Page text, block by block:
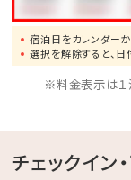
ど）
※事前予約可。
【徒歩-約10分-】
宿泊日をカレンダー
選択を解除すると、日
※料金表示は１
チェックイン